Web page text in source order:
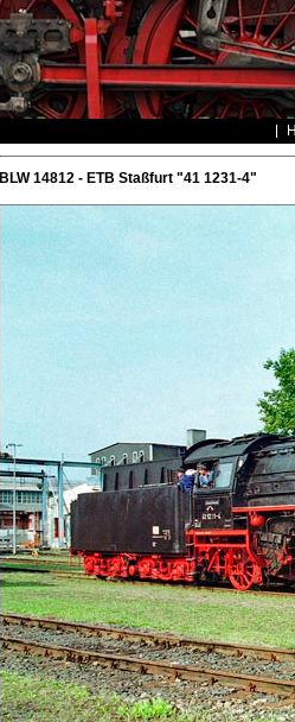
BLW 14812 - ETB Staßfurt "41 1231-4"